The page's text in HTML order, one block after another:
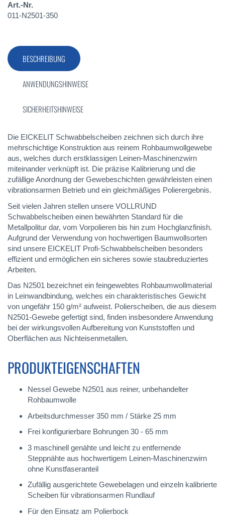
Art.-Nr.
011-N2501-350
BESCHREIBUNG
Die EICKELIT Schwabbelscheiben zeichnen sich durch ihre
mehrschichtige Konstruktion aus reinem Rohbaumwollgewebe
aus, welches durch erstklassigen Leinen-Maschinenzwirn
miteinander verknüpft ist. Die präzise Kalibrierung und die
zufällige Anordnung der Gewebeschichten gewährleisten einen
vibrationsarmen Betrieb und ein gleichmäßiges Polierergebnis.
Seit vielen Jahren stellen unsere VOLLRUND
Schwabbelscheiben einen bewährten Standard für die
Metallpolitur dar, vom Vorpolieren bis hin zum Hochglanzfinish.
Aufgrund der Verwendung von hochwertigen Baumwollsorten
sind unsere EICKELIT Profi-Schwabbelscheiben besonders
effizient und ermöglichen ein sicheres sowie staubreduziertes
Arbeiten.
Das N2501 bezeichnet ein feingewebtes Rohbaumwollmaterial
in Leinwandbindung, welches ein charakteristisches Gewicht
von ungefähr 150 g/m² aufweist. Polierscheiben, die aus diesem
N2501-Gewebe gefertigt sind, finden insbesondere Anwendung
bei der wirkungsvollen Aufbereitung von Kunststoffen und
Oberflächen aus Nichteisenmetallen.
PRODUKTEIGENSCHAFTEN
Nessel Gewebe N2501 aus reiner, unbehandelter
Rohbaumwolle
Arbeitsdurchmesser 350 mm / Stärke 25 mm
Frei konfigurierbare Bohrungen 30 - 65 mm
3 maschinell genähte und leicht zu entfernende
Steppnähte aus hochwertigem Leinen-Maschinenzwirn
ohne Kunstfaseranteil
Zufällig ausgerichtete Gewebelagen und einzeln kalibrierte
Scheiben für vibrationsarmen Rundlauf
Für den Einsatz am Polierbock
ANWENDUNGSHINWEISE
SICHERHEITSHINWEISE